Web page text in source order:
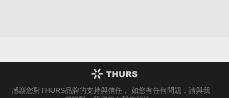
感謝您對THURS品牌的支持與信任， 如您有任何問題，請與我